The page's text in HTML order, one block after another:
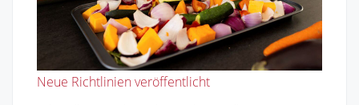
Neue Richtlinien veröffentlicht